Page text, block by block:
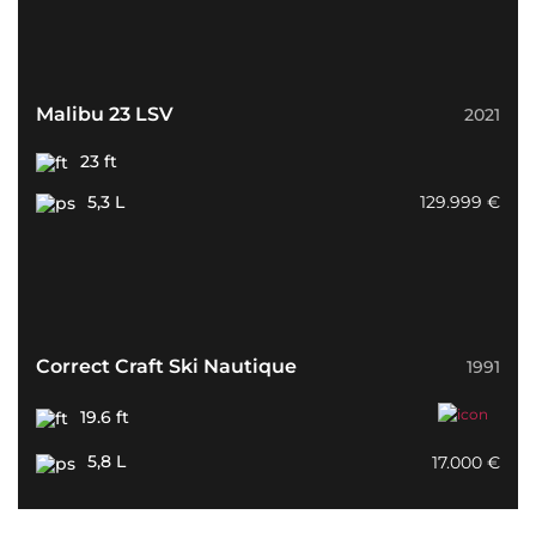
Malibu 23 LSV 2021
23 ft
5,3 L
129.999 €
Correct Craft Ski Nautique 1991
19.6 ft
5,8 L 17.000 €